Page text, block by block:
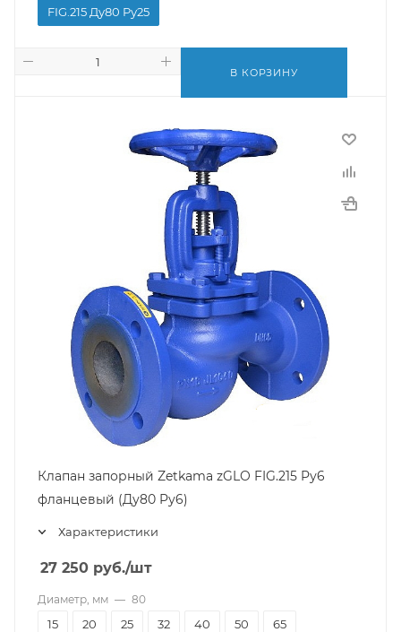
FIG.215 Ду80 Pу25
В КОРЗИНУ
Клапан запорный Zetkama zGLO FIG.215 Pу6
фланцевый (Ду80 Pу6)
Характеристики
27 250 руб./шт
Диаметр, мм — 80
15 20 25 32 40 50 65